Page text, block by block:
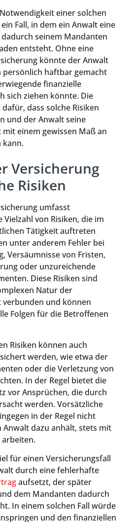
einer solchen
Fall, in dem ein Anwalt eine
seinem Mandanten
entsteht. Ohne eine
könnte der Anwalt
persönlich haftbar gemacht
finanzielle
sich ziehen könnte. Die
dass solche Risiken
und der Anwalt seine
einem gewissen Maß an
kann.
Versicherung
Risiken
umfasst
von Risiken, die im
Tätigkeit auftreten
unter anderem Fehler bei
Versäumnisse von Fristen,
oder unzureichende
Diese Risiken sind
Natur der
und können
Folgen für die Betroffenen
Risiken können auch
werden, wie etwa der
oder die Verletzung von
In der Regel bietet die
vor Ansprüchen, die durch
werden. Vorsätzliche
in der Regel nicht
Anwalt dazu anhält, stets mit
für einen Versicherungsfall
durch eine fehlerhafte
aufsetzt, der später
dem Mandanten dadurch
In einem solchen Fall würde
und den finanziellen